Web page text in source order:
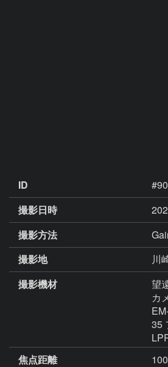
ID
撮影日時
撮影方法
撮影地
川
撮影機材
望
カ
35
焦点距離